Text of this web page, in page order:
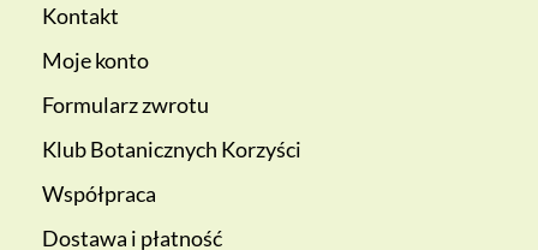
Kontakt
Moje konto
Formularz zwrotu
Klub Botanicznych Korzyści
Współpraca
Dostawa i płatność